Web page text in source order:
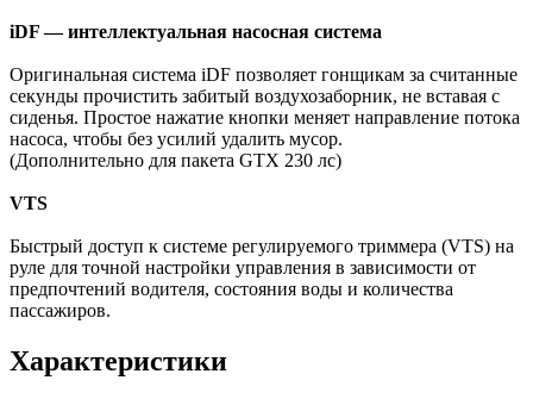
iDF — интеллектуальная насосная система
Оригинальная система iDF позволяет гонщикам за считанные
секунды прочистить забитый воздухозаборник, не вставая с
сиденья. Простое нажатие кнопки меняет направление потока
насоса, чтобы без усилий удалить мусор.
(Дополнительно для пакета GTX 230 лс)
VTS
Быстрый доступ к системе регулируемого триммера (VTS) на
руле для точной настройки управления в зависимости от
предпочтений водителя, состояния воды и количества
пассажиров.
Характеристики